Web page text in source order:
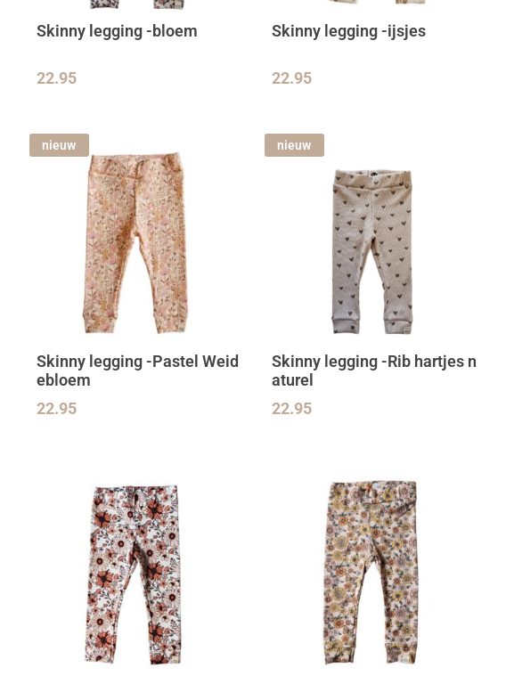
Skinny legging -bloem
22.95
Skinny legging -ijsjes
22.95
nieuw
Skinny legging -Pastel Weid
ebloem
22.95
nieuw
Skinny legging -Rib hartjes n
aturel
22.95